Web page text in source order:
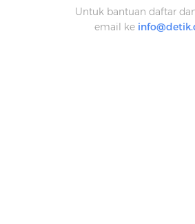
Untuk bantuan daftar
email ke